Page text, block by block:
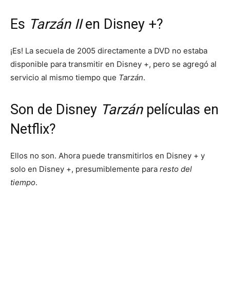
Es Tarzán IIen Disney +?
¡Es! La secuela de 2005 directamente a DVD no estaba
disponible para transmitir en Disney +, pero se agregó al
servicio al mismo tiempo que Tarzán.
Son de Disney Tarzánpelículas en
Netflix?
Ellos no son. Ahora puede transmitirlos en Disney + y
solo en Disney +, presumiblemente para resto del
tiempo.